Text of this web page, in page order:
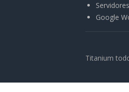
Google
Titanium